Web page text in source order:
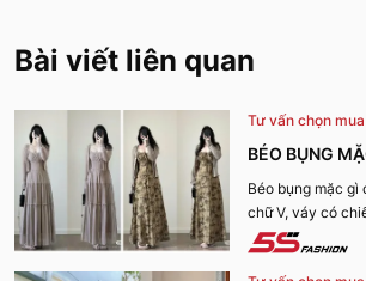
Bài viết liên quan
Tư vấn chọn mua
BÉO BỤNG
OUTFIT CHE
CHO NÀNG
Béo bụng mặc gì
chữ V, váy có
rộng cạp cao là